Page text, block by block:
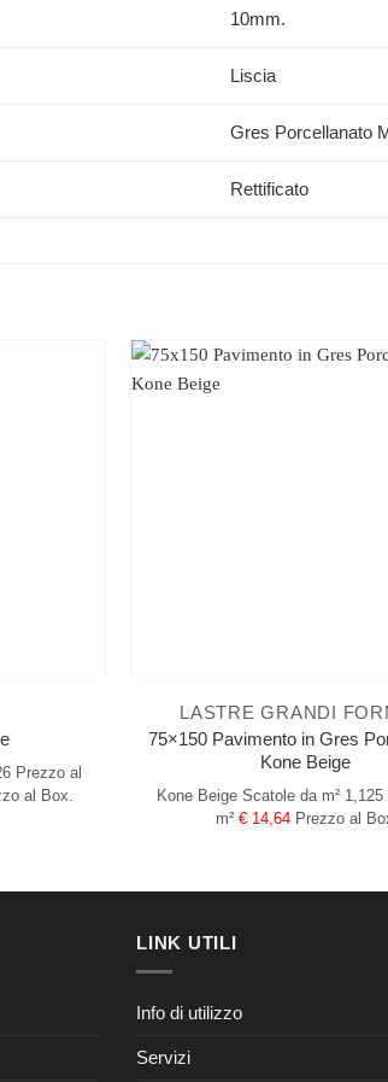
10mm.
Liscia
Gres Porcellanato
Rettificato
Prezzo al
al Box.
LASTRE GRANDI
75×150 Pavimento in Gres
Kone Beige
Kone Beige Scatole da m² 1,125
m² € 14,64 Prezzo al
LINK UTILI
Info di utilizzo
Servizi